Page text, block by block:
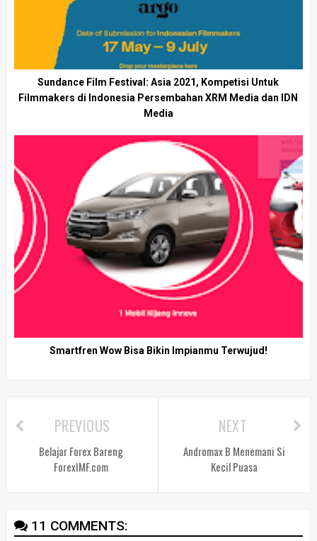
Sundance Film Festival: Asia 2021, Kompetisi Untuk
Filmmakers di Indonesia Persembahan XRM Media dan IDN
Media
Smartfren Wow Bisa Bikin Impianmu Terwujud!
NEXT
Andromax B Menemani Si
Kecil Puasa
PREVIOUS
Belajar Forex Bareng
ForexIMF.com
11 COMMENTS: